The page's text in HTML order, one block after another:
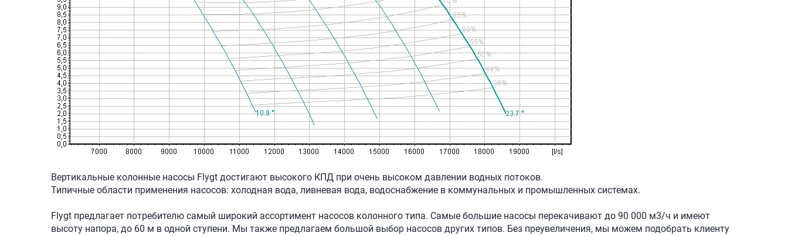
Вертикальные колонные насосы Flygt достигают высокого КПД при очень высоком давлении водных потоков.
Типичные области применения насосов: холодная вода, ливневая вода, водоснабжение в коммунальных и промышленных системах.
Flygt предлагает потребителю самый широкий ассортимент насосов колонного типа. Самые большие насосы перекачивают до 90 000 м3/ч и имеют
высоту напора, до 60 м в одной ступени. Мы также предлагаем большой выбор насосов других типов. Без преувеличения, мы можем подобрать клиенту